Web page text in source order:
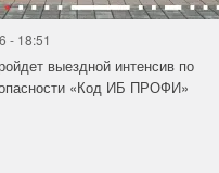
- 18:51
выездной интенсив по
«Код ИБ ПРОФИ»